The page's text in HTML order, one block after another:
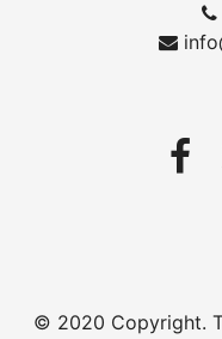
© 2020 Copyright.